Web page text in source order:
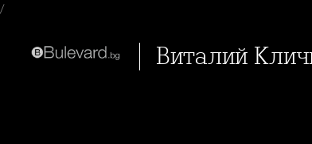
/
Виталий